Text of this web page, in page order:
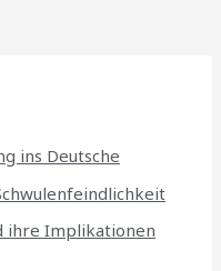
ins Deutsche
ihre Implikationen